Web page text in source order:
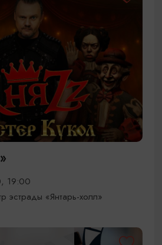
19:00
эстрады «Янтарь-холл»